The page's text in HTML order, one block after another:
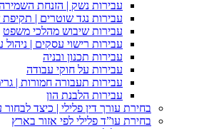
עבירות נשק | הזנחת
עבירות נגד שוטרים |
עבירות שיבוש מהלכי משפט
עבירות רישוי עסקים |
עבירות תכנון ובניה
עבירות על חוקי עבודה
עבירות תעבורה חמורות |
עבירות הלבנת הון
בחירת עורך דין פלילי | כיצד לבחור
בחירת עו”ד פלילי לפי אזור בארץ